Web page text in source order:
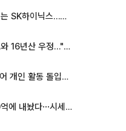
'불안과 기대 사이' 널뛰는 SK하이닉스…증권가 "HBM4·LTA 기반 펀터멘털 견고"
'나혼산' 류혜영, 고경표와 16년산 우정…"자취방서 부모님과 마주쳐"
더보이즈 선우, 영훈 이어 개인 활동 돌입⋯앳에어리어와 전속계약
서장훈, 서초 빌딩 450억에 내놨다⋯시세차익은